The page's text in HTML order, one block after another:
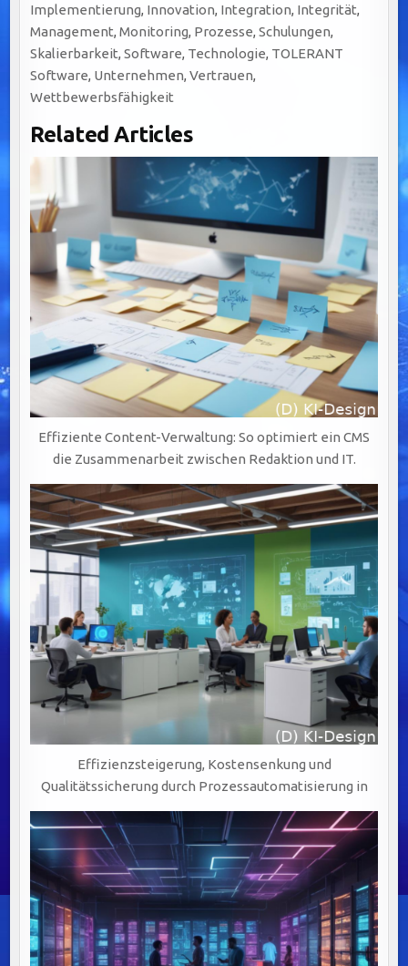
Implementierung, Innovation, Integration, Integrität,
Management,Monitoring, Prozesse,Schulungen,
Skalierbarkeit,Software, Technologie, TOLERANT
Software, Unternehmen,Vertrauen,
Wettbewerbsfähigkeit
Related Articles
Effiziente Content-Verwaltung: So optimiert ein CMS
die Zusammenarbeit zwischen Redaktion und IT.
Effizienzsteigerung, Kostensenkung und
Qualitätssicherung durch Prozessautomatisierung in